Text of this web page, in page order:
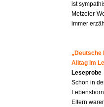
ist
Metzeler-
immer
„Deutsche
Alltag im
Leseprobe
Schon in
Eltern